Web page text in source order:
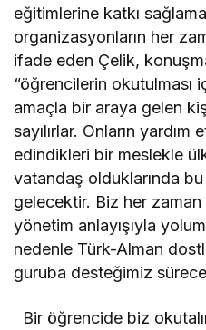
eğitimlerine katkı
organizasyonların her
ifade eden Çelik,
“öğrencilerin okutulması
amaçla bir araya gelen
sayılırlar. Onların
edindikleri bir meslekle
vatandaş olduklarında
gelecektir. Biz her
yönetim anlayışıyla
nedenle Türk-Alman
guruba desteğimiz
Bir öğrencide biz